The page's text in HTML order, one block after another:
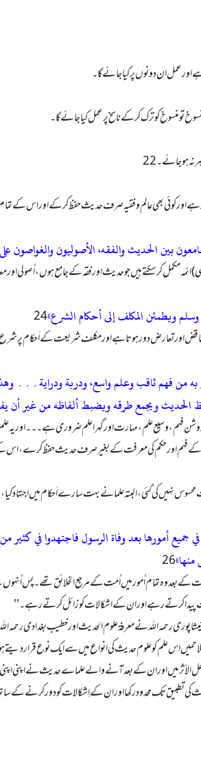
عمل ان دونوں پر کیا جائے گا۔
ہے اور کوئی بھی عالم و فقیہ صرف حدیث حفظ کر کے اور اس کے
بین الحدیث والفقه، الأصولیون والغواصون علی
کر سکتے ہیں جو حدیث اور فقہ کے جامع ہوں، اُصولی اور
ویطمئن المکلف إلی أحکام الشرع»
تناقض اور تعارض دور ہوتا ہے اور مکلف شریعت کے اَحکام
به من فھم ثاقب وعلم واسع، ودربة
الحدیث ویجمع طرقه ویضبط ألفاظه من غیر
فہم، وسیع علم، مہارت اور گہرا علم ضروری ہے۔۔۔ اور
کے فہم اور حکم کی معرفت کے بغیر صرف حدیث حفظ
کی گئی، البتہ علمانے بہت سارے اَحکام میں اجتہاد
أمورها بعد وفاة الرسول فاجتهدوا في کثیر من
کے بعد وہ تمام اُمور میں اُمت کے مرجع الخلائق تھے۔ پس
کرتے رہے اور ان کے اشکالات کو زائل کرتے رہے۔ ''
رحمہ الله نے معرفۃ علوم الحدیث اور خطیب بغدا دی
اس علم کو علوم حدیث کی انواع میں سے ایک نوع قرار
مصطلح أھل الأثر میں اور ان کے بعد آنے والے علماے حدیث نے
تک محدود رکھا اور ان کے اِشکالات کو دور کرنے کے